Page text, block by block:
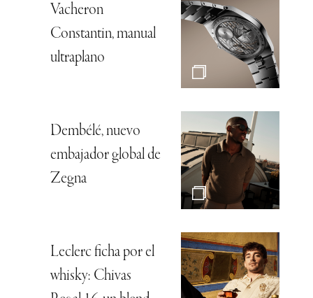
Vacheron
Constantin, manual
ultraplano
Dembélé, nuevo
embajador global de
Zegna
Leclerc ficha por el
whisky: Chivas